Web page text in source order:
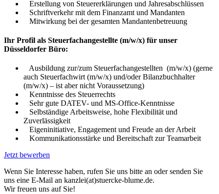
Erstellung von Steuererklärungen und Jahresabschlüssen
Schriftverkehr mit dem Finanzamt und Mandanten
Mitwirkung bei der gesamten Mandantenbetreuung
Ihr Profil als Steuerfachangestellte (m/w/x) für unser
Düsseldorfer Büro:
Ausbildung zur/zum Steuerfachangestellten (m/w/x) (gerne
auch Steuerfachwirt (m/w/x) und/oder Bilanzbuchhalter
(m/w/x) – ist aber nicht Voraussetzung)
Kenntnisse des Steuerrechts
Sehr gute DATEV- und MS-Office-Kenntnisse
Selbständige Arbeitsweise, hohe Flexibilität und
Zuverlässigkeit
Eigeninitiative, Engagement und Freude an der Arbeit
Kommunikationsstärke und Bereitschaft zur Teamarbeit
Jetzt bewerben
Wenn Sie Interesse haben, rufen Sie uns bitte an oder senden Sie
uns eine E-Mail an kanzlei(at)stuercke-blume.de.
Wir freuen uns auf Sie!